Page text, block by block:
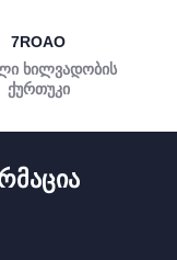
7ROAO
ხილვადობის
ქურთუკი